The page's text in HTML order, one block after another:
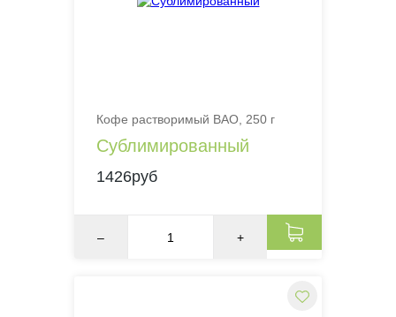
Кофе растворимый BAO, 250 г
Cублимированный
1426руб
– +